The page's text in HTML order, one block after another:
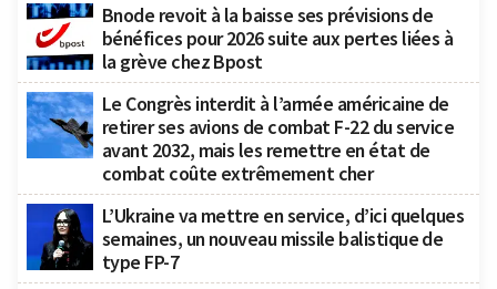
Bnode revoit à la baisse ses prévisions de
bénéfices pour 2026 suite aux pertes liées à
la grève chez Bpost
Le Congrès interdit à l’armée américaine de
retirer ses avions de combat F-22 du service
avant 2032, mais les remettre en état de
combat coûte extrêmement cher
L’Ukraine va mettre en service, d’ici quelques
semaines, un nouveau missile balistique de
type FP-7